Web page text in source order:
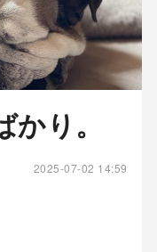
り。
2025-07-02 14:59